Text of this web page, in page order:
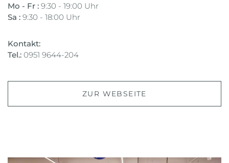
Mo - Fr : 9:30 - 19:00 Uhr
Sa : 9:30 - 18:00 Uhr
Kontakt:
Tel.: 0951 9644-204
ZUR WEBSEITE